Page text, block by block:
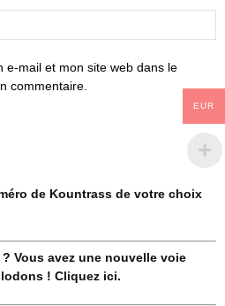
e-mail et mon site web dans le
commentaire.
de Kountrass de votre choix
Vous avez une nouvelle voie
! Cliquez ici.
EUR